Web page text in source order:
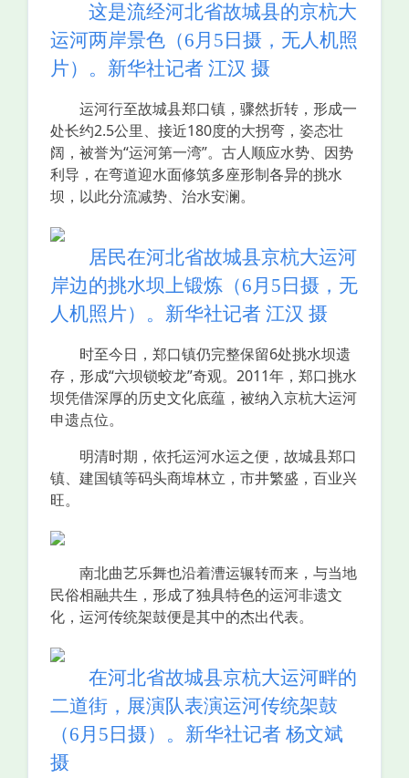
这是流经河北省故城县的京杭大
运河两岸景色（6月5日摄，无人机照
片）。新华社记者 江汉 摄
运河行至故城县郑口镇，骤然折转，形成一
处长约2.5公里、接近180度的大拐弯，姿态壮
阔，被誉为“运河第一湾”。古人顺应水势、因势
利导，在弯道迎水面修筑多座形制各异的挑水
坝，以此分流减势、治水安澜。
居民在河北省故城县京杭大运河
岸边的挑水坝上锻炼（6月5日摄，无
人机照片）。新华社记者 江汉 摄
时至今日，郑口镇仍完整保留6处挑水坝遗
存，形成“六坝锁蛟龙”奇观。2011年，郑口挑水
坝凭借深厚的历史文化底蕴，被纳入京杭大运河
申遗点位。
明清时期，依托运河水运之便，故城县郑口
镇、建国镇等码头商埠林立，市井繁盛，百业兴
旺。
南北曲艺乐舞也沿着漕运辗转而来，与当地
民俗相融共生，形成了独具特色的运河非遗文
化，运河传统架鼓便是其中的杰出代表。
在河北省故城县京杭大运河畔的
二道街，展演队表演运河传统架鼓
（6月5日摄）。新华社记者 杨文斌
摄